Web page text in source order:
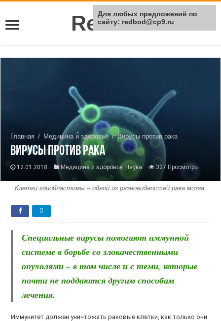
Rei Red
Главная / Медицина и здоровье / Вирусы против рака
Вирусы против рака
12.01.2018 Медицина и здоровье, Наука 327 Просмотры
Клетки глиобластомы – одной из разновидностей рака мозга.
Специальные вирусы помогают иммунной
системе в борьбе со злокачественными
опухолями – в том числе и с теми, которые
почти не поддаются другим способам
лечения.
Иммунитет должен уничтожать раковые клетки, как только они
Для любых предложений по
сайту: redbod@cp9.ru